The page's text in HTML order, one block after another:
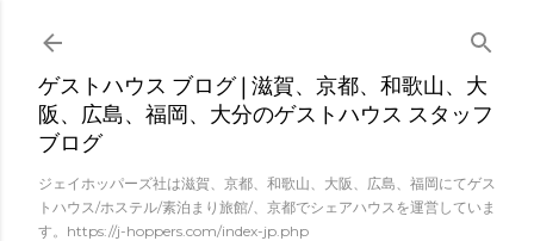
スキップしてメイン コンテンツに移動
ゲストハウス ブログ | 滋賀、京都、和歌山、大
阪、広島、福岡、大分のゲストハウス スタッフ
ブログ
ジェイホッパーズ社は滋賀、京都、和歌山、大阪、広島、福岡にてゲス
トハウス/ホステル/素泊まり旅館/、京都でシェアハウスを運営していま
す。https://j-hoppers.com/index-jp.php